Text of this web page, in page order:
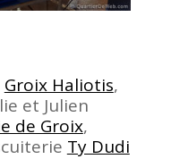
Groix Haliotis,
et Julien
de Groix,
Ty Dudi